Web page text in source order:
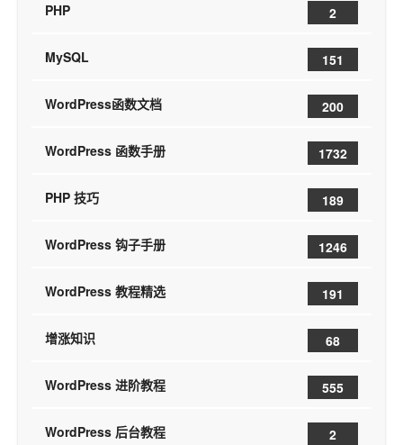
PHP 2
MySQL 151
WordPress函数文档 200
WordPress 函数手册 1732
PHP 技巧 189
WordPress 钩子手册 1246
WordPress 教程精选 191
增涨知识 68
WordPress 进阶教程 555
WordPress 后台教程 2